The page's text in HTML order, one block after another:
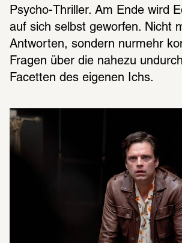
Psycho-Thriller. Am Ende wird
auf sich selbst geworfen. Nicht
Antworten, sondern nurmehr
Fragen über die nahezu
Facetten des eigenen Ichs.